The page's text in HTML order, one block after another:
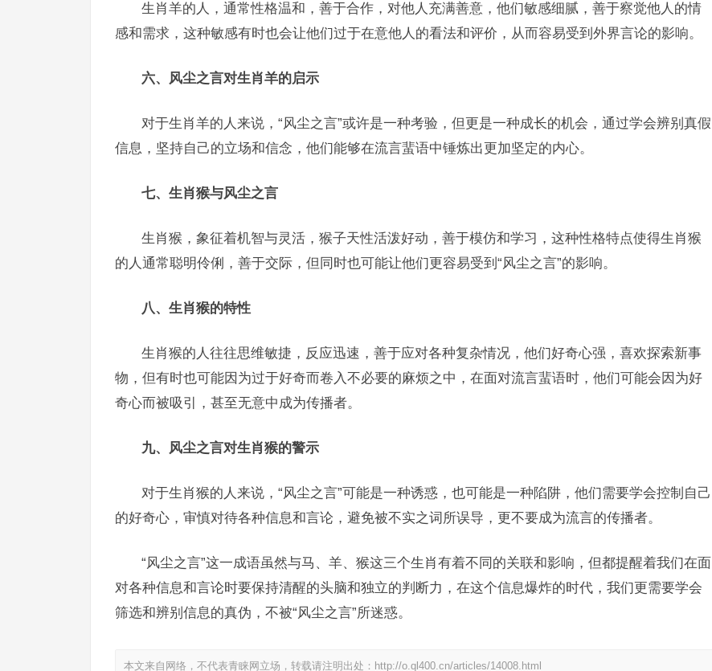
生肖羊的人，通常性格温和，善于合作，对他人充满善意，他们敏感细腻，善于察觉他人的情
感和需求，这种敏感有时也会让他们过于在意他人的看法和评价，从而容易受到外界言论的影响。
六、风尘之言对生肖羊的启示
对于生肖羊的人来说，“风尘之言”或许是一种考验，但更是一种成长的机会，通过学会辨别真假
信息，坚持自己的立场和信念，他们能够在流言蜚语中锤炼出更加坚定的内心。
七、生肖猴与风尘之言
生肖猴，象征着机智与灵活，猴子天性活泼好动，善于模仿和学习，这种性格特点使得生肖猴
的人通常聪明伶俐，善于交际，但同时也可能让他们更容易受到“风尘之言”的影响。
八、生肖猴的特性
生肖猴的人往往思维敏捷，反应迅速，善于应对各种复杂情况，他们好奇心强，喜欢探索新事
物，但有时也可能因为过于好奇而卷入不必要的麻烦之中，在面对流言蜚语时，他们可能会因为好
奇心而被吸引，甚至无意中成为传播者。
九、风尘之言对生肖猴的警示
对于生肖猴的人来说，“风尘之言”可能是一种诱惑，也可能是一种陷阱，他们需要学会控制自己
的好奇心，审慎对待各种信息和言论，避免被不实之词所误导，更不要成为流言的传播者。
“风尘之言”这一成语虽然与马、羊、猴这三个生肖有着不同的关联和影响，但都提醒着我们在面
对各种信息和言论时要保持清醒的头脑和独立的判断力，在这个信息爆炸的时代，我们更需要学会
筛选和辨别信息的真伪，不被“风尘之言”所迷惑。
本文来自网络，不代表青睐网立场，转载请注明出处： http://o.ql400.cn/articles/14008.html